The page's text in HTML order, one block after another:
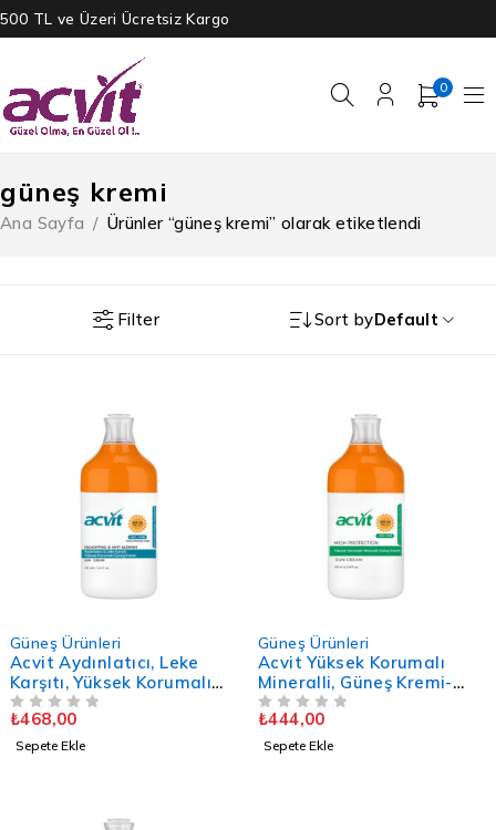
500 TL ve Üzeri Ücretsiz Kargo
0
güneş kremi
Ana Sayfa / Ürünler “güneş kremi” olarak etiketlendi
Filter Sort byDefault
Güneş Ürünleri
Acvit Aydınlatıcı, Leke
Karşıtı, Yüksek Korumalı
Güneş Kremi - 50+SPF -
100 ML. – PA++++
₺468,00
Sepete Ekle
Güneş Ürünleri
Acvit Yüksek Korumalı
Mineralli, Güneş Kremi-
50+SPF – 100 ML. –
PA++++
₺444,00
Sepete Ekle